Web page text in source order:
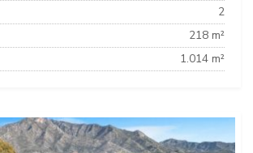
2
218 m²
1.014 m²